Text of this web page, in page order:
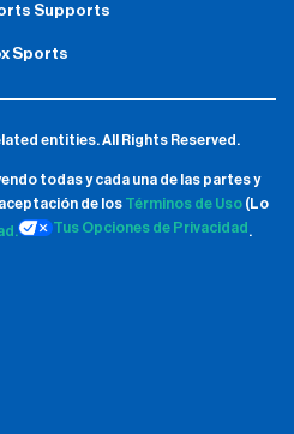
Supports
Sports
entities.All Rights Reserved.
todas y cada una de las partes y
de los Términos de Uso(Lo
Tus Opciones de Privacidad .